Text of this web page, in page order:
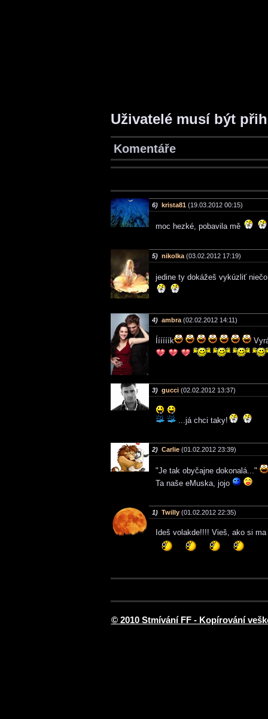
Uživatelé musí být
Komentáře
6) krista81 (19.03.2012 00:15)
moc hezké, pobavila mě
5) nikolka (03.02.2012 17:19)
jedine ty dokážeš vykúzliť
4) ambra (02.02.2012 14:11)
Íííííík
3) gucci (02.02.2012 13:37)
...já chci taky!
2) Carlie (01.02.2012 23:39)
"Je tak obyčajne dokonalá..."
Ta naše eMuska, jojo
1) Twilly (01.02.2012 22:35)
Ideš volakde!!!! Vieš, ako si
© 2010 Stmívání FF - Kopírování